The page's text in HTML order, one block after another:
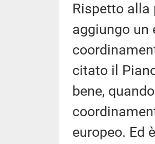
Rispetto alla
aggiungo un
citato il
bene,
europeo. Ed